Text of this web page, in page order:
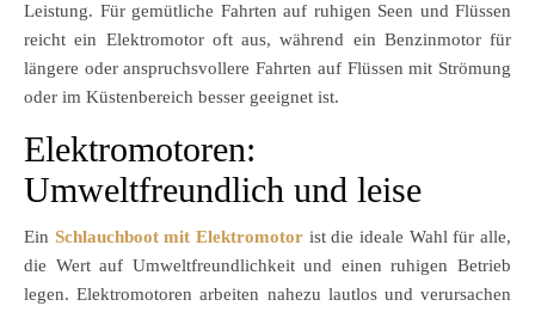
Leistung. Für gemütliche Fahrten auf ruhigen Seen und Flüssen
reicht ein Elektromotor oft aus, während ein Benzinmotor für
längere oder anspruchsvollere Fahrten auf Flüssen mit Strömung
oder im Küstenbereich besser geeignet ist.
Elektromotoren:
Umweltfreundlich und leise
Ein Schlauchboot mit Elektromotor ist die ideale Wahl für alle,
die Wert auf Umweltfreundlichkeit und einen ruhigen Betrieb
legen. Elektromotoren arbeiten nahezu lautlos und verursachen